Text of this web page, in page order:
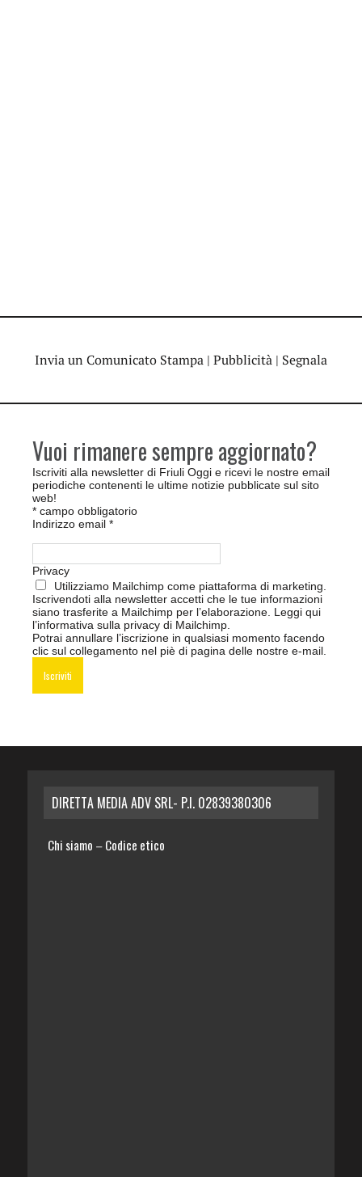
Invia un Comunicato Stampa | Pubblicità | Segnala
Vuoi rimanere sempre aggiornato?
Iscriviti alla newsletter di Friuli Oggi e ricevi le nostre email
periodiche contenenti le ultime notizie pubblicate sul sito
web!
* campo obbligatorio
Indirizzo email *
Privacy
Utilizziamo Mailchimp come piattaforma di marketing.
Iscrivendoti alla newsletter accetti che le tue informazioni
siano trasferite a Mailchimp per l’elaborazione. Leggi qui
l’informativa sulla privacy di Mailchimp.
Potrai annullare l’iscrizione in qualsiasi momento facendo
clic sul collegamento nel piè di pagina delle nostre e-mail.
DIRETTA MEDIA ADV SRL- P.I. 02839380306
Chi siamo – Codice etico